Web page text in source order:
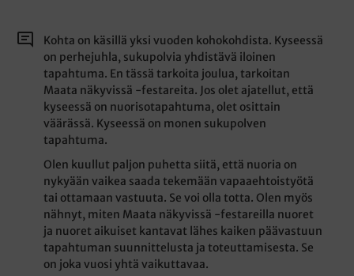
Kohta on käsillä yksi vuoden kohokohdista. Kyseessä
on perhejuhla, sukupolvia yhdistävä iloinen
tapahtuma. En tässä tarkoita joulua, tarkoitan
Maata näkyvissä -festareita. Jos olet ajatellut, että
kyseessä on nuorisotapahtuma, olet osittain
väärässä. Kyseessä on monen sukupolven
tapahtuma.
Olen kuullut paljon puhetta siitä, että nuoria on
nykyään vaikea saada tekemään vapaaehtoistyötä
tai ottamaan vastuuta. Se voi olla totta. Olen myös
nähnyt, miten Maata näkyvissä -festareilla nuoret
ja nuoret aikuiset kantavat lähes kaiken päävastuun
tapahtuman suunnittelusta ja toteuttamisesta. Se
on joka vuosi yhtä vaikuttavaa.